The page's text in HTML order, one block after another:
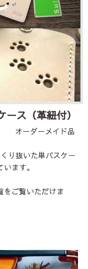
ス（革紐付）
オーダーメイド品
り抜いた単パスケー
ます。
ご覧いただけま